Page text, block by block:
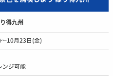
得九州
10月23日(金)
ンジ可能